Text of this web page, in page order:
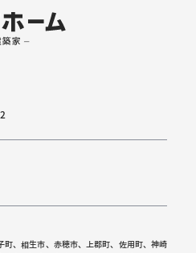
町、相生市、赤穂市、上郡町、佐用町、神崎